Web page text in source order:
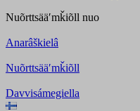
Nuõrttsääʹmǩiõll nuo
Anarâškielâ
Nuõrttsääʹmǩiõll
Davvisámegiella